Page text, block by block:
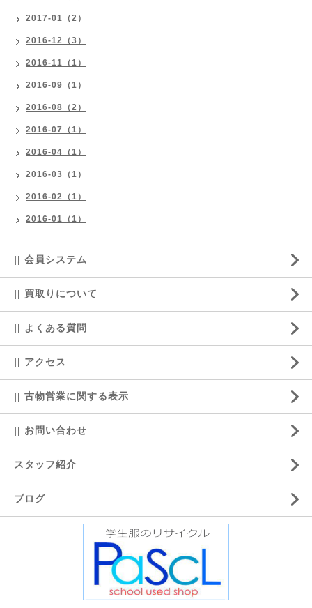
2017-01（2）
2016-12（3）
2016-11（1）
2016-09（1）
2016-08（2）
2016-07（1）
2016-04（1）
2016-03（1）
2016-02（1）
2016-01（1）
|| 会員システム
|| 買取りについて
|| よくある質問
|| アクセス
|| 古物営業に関する表示
|| お問い合わせ
スタッフ紹介
ブログ